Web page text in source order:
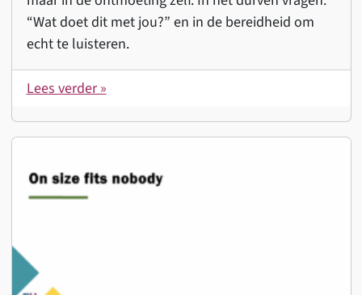
“Wat doet dit met jou?” en in de bereidheid om
echt te luisteren.
Lees verder »